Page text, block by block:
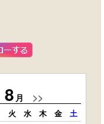
8 月 >>
火 水 木 金
土